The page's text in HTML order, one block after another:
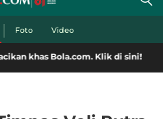
Foto Video
Klik di sini!